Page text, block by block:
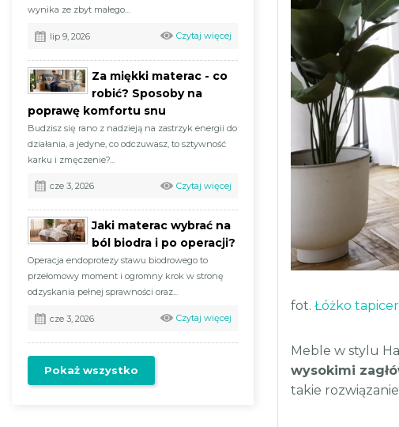
wynika ze zbyt małego...
lip 9, 2026 Czytaj więcej
Za miękki materac - co
robić? Sposoby na
poprawę komfortu snu
Budzisz się rano z nadzieją na zastrzyk energii do
działania, a jedyne, co odczuwasz, to sztywność
karku i zmęczenie?...
cze 3, 2026 Czytaj więcej
Jaki materac wybrać na
ból biodra i po operacji?
Operacja endoprotezy stawu biodrowego to
przełomowy moment i ogromny krok w stronę
odzyskania pełnej sprawności oraz...
cze 3, 2026 Czytaj więcej
Pokaż wszystko
fot. Łóżko
Meble w stylu
wysokimi
takie